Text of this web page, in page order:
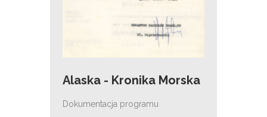
Alaska - Kronika Morska
Dokumentacja programu